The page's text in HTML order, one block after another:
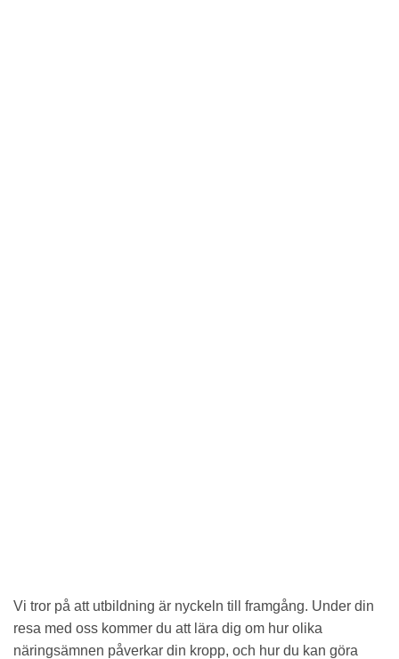
Vi tror på att utbildning är nyckeln till framgång. Under din
resa med oss kommer du att lära dig om hur olika
näringsämnen påverkar din kropp, och hur du kan göra